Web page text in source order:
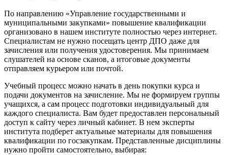
По направлению «Управление государственными и
муниципальными закупками» повышение квалификации
организовано в нашем институте полностью через интернет.
Специалистам не нужно посещать центр ДПО даже для
зачисления или получения удостоверения. Мы принимаем
слушателей на основе сканов, а итоговые документы
отправляем курьером или почтой.
Учебный процесс можно начать в день покупки курса и
подачи документов на зачисление. Мы не формируем группы
учащихся, а сам процесс подготовки индивидуальный для
каждого специалиста. Вам будет предоставлен персональный
доступ к сайту через личный кабинет. В нем эксперты
института подберет актуальные материалы для повышения
квалификации по госзакупкам. Представленные дисциплины
нужно пройти самостоятельно, выбирая: